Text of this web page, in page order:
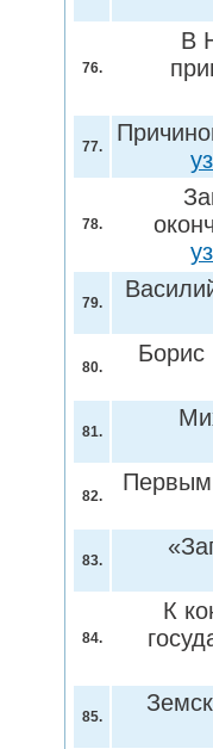
76.
В
77.
78.
79.
80.
Борис
81.
82.
Первым
83.
84.
К
85.